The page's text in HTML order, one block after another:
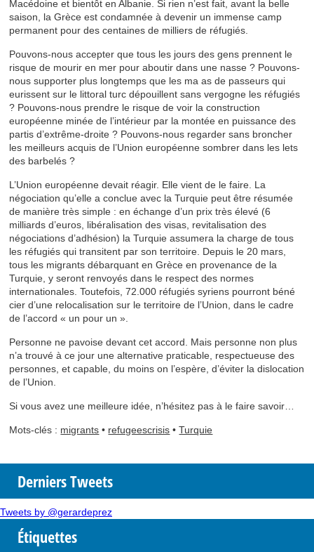
Macédoine et bientôt en Albanie. Si rien n’est fait, avant la belle
saison, la Grèce est condamnée à devenir un immense camp
permanent pour des centaines de milliers de réfugiés.
Pouvons-nous accepter que tous les jours des gens prennent le
risque de mourir en mer pour aboutir dans une nasse ? Pouvons-
nous supporter plus longtemps que les ma as de passeurs qui
eurissent sur le littoral turc dépouillent sans vergogne les réfugiés
? Pouvons-nous prendre le risque de voir la construction
européenne minée de l’intérieur par la montée en puissance des
partis d’extrême-droite ? Pouvons-nous regarder sans broncher
les meilleurs acquis de l’Union européenne sombrer dans les lets
des barbelés ?
L’Union européenne devait réagir. Elle vient de le faire. La
négociation qu’elle a conclue avec la Turquie peut être résumée
de manière très simple : en échange d’un prix très élevé (6
milliards d’euros, libéralisation des visas, revitalisation des
négociations d’adhésion) la Turquie assumera la charge de tous
les réfugiés qui transitent par son territoire. Depuis le 20 mars,
tous les migrants débarquant en Grèce en provenance de la
Turquie, y seront renvoyés dans le respect des normes
internationales. Toutefois, 72.000 réfugiés syriens pourront béné
cier d’une relocalisation sur le territoire de l’Union, dans le cadre
de l’accord « un pour un ».
Personne ne pavoise devant cet accord. Mais personne non plus
n’a trouvé à ce jour une alternative praticable, respectueuse des
personnes, et capable, du moins on l’espère, d’éviter la dislocation
de l’Union.
Si vous avez une meilleure idée, n’hésitez pas à le faire savoir…
Mots-clés : migrants • refugeescrisis •Turquie
Derniers Tweets
Tweets by @gerardeprez
Étiquettes